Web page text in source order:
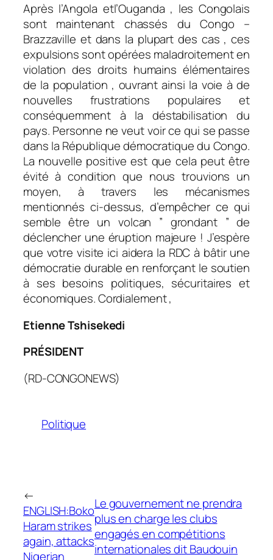
Après l’Angola etl’Ouganda , les Congolais
sont maintenant chassés du Congo –
Brazzaville et dans la plupart des cas , ces
expulsions sont opérées maladroitement en
violation des droits humains élémentaires
de la population , ouvrant ainsi la voie à de
nouvelles frustrations populaires et
conséquemment à la déstabilisation du
pays. Personne ne veut voir ce qui se passe
dans la République démocratique du Congo.
La nouvelle positive est que cela peut être
évité à condition que nous trouvions un
moyen, à travers les mécanismes
mentionnés ci-dessus, d’empêcher ce qui
semble être un volcan ” grondant ” de
déclencher une éruption majeure ! J’espère
que votre visite ici aidera la RDC à bâtir une
démocratie durable en renforçant le soutien
à ses besoins politiques, sécuritaires et
économiques. Cordialement ,
Etienne Tshisekedi
PRÉSIDENT
(RD-CONGONEWS)
Politique
←
ENGLISH:Boko
Haram strikes
again, attacks
Nigerian
Le gouvernement ne prendra
plus en charge les clubs
engagés en compétitions
internationales dit Baudouin